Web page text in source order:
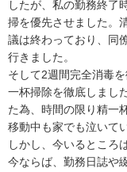
したが、私の勤務終了
掃を優先させました。
議は終わっており、同
行きました。
そして2週間完全消毒
一杯掃除を徹底しまし
た為、時間の限り精一
移動中も家でも泣いて
しかし、今いるところ
今ならば、勤務日誌や